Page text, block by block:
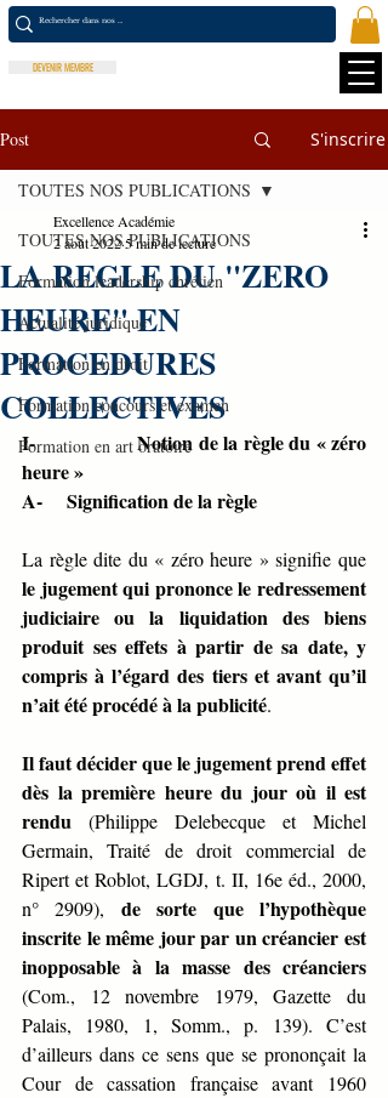
DEVENIR MEMBRE
Post S'inscrire
TOUTES NOS PUBLICATIONS
Formation leadership chrétien
Actualité juridique
Formation en droit
Formation concours et examen
Formation en art oratoire
TOUTES NOS PUBLICATIONS
LA REGLE DU "ZERO
HEURE" EN
PROCEDURES
COLLECTIVES
Excellence Académie
2 août 2022 5 min de lecture
I-                   Notion de la règle du « zéro
heure »
A-     Signification de la règle
le jugement qui prononce le redressement
judiciaire ou la liquidation des biens
produit ses effets à partir de sa date, y
compris à l’égard des tiers et avant qu’il
n’ait été procédé à la publicité.
Il faut décider que le jugement prend effet
dès la première heure du jour où il est
rendu (Philippe Delebecque et Michel
Germain, Traité de droit commercial de
Ripert et Roblot, LGDJ, t. II, 16e éd., 2000,
n° 2909), de sorte que l’hypothèque
inscrite le même jour par un créancier est
inopposable à la masse des créanciers
(Com., 12 novembre 1979, Gazette du
Palais, 1980, 1, Somm., p. 139). C’est
d’ailleurs dans ce sens que se prononçait la
Cour de cassation française avant 1960